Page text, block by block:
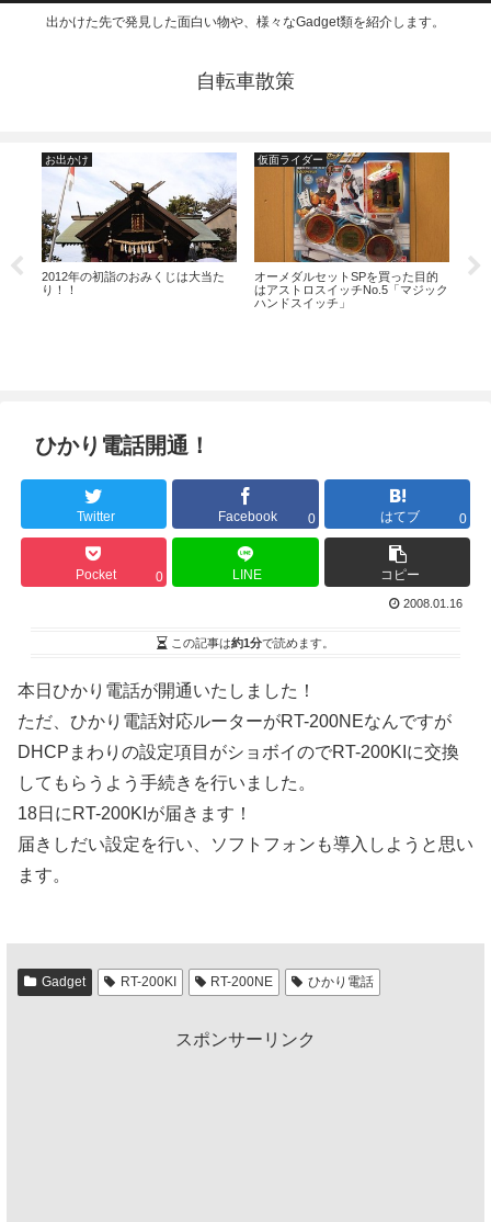
出かけた先で発見した面白い物や、様々なGadget類を紹介します。
自転車散策
る
お出かけ
2012年の初詣のおみくじは大当た
り！！
仮面ライダー
オーメダルセットSPを買った目的
はアストロスイッチNo.5「マジック
ハンドスイッチ」
渋
ひかり電話開通！
Twitter Facebook 0 はてブ 0
Pocket 0 LINE コピー
2008.01.16
この記事は約1分で読めます。
本日ひかり電話が開通いたしました！
ただ、ひかり電話対応ルーターがRT-200NEなんですが
DHCPまわりの設定項目がショボイのでRT-200KIに交換
してもらうよう手続きを行いました。
18日にRT-200KIが届きます！
届きしだい設定を行い、ソフトフォンも導入しようと思い
ます。
Gadget RT-200KI RT-200NE ひかり電話
スポンサーリンク